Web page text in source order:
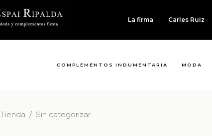
La firma Carles Ruiz
COMPLEMENTOS INDUMENTARIA MODA
Tienda / Sin categorizar